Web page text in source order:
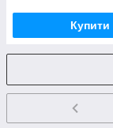
Купити